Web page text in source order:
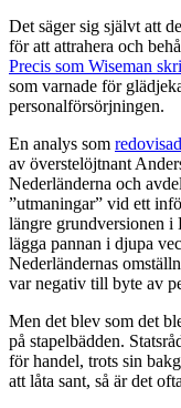
Det säger sig självt att
för att attrahera och
Precis som Wiseman
som varnade för
personalförsörjningen.
En analys som
av överstelöjtnant
Nederländerna och
”utmaningar” vid ett
längre grundversionen i
lägga pannan i djupa
Nederländernas
var negativ till byte av
Men det blev som det
på stapelbädden.
för handel, trots sin
att låta sant, så är det